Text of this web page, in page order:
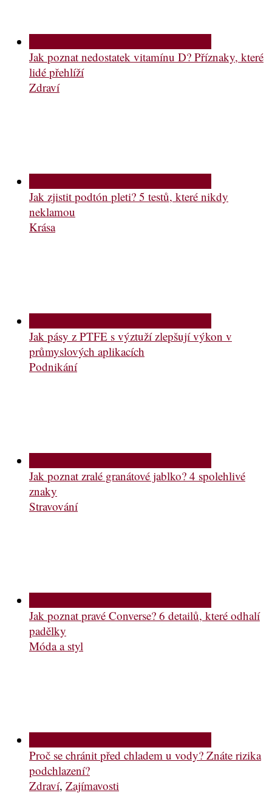
Jak poznat nedostatek vitamínu D? Příznaky, které
lidé přehlíží
Zdraví
Jak zjistit podtón pleti? 5 testů, které nikdy
neklamou
Krása
Jak pásy z PTFE s výztuží zlepšují výkon v
průmyslových aplikacích
Podnikání
Jak poznat zralé granátové jablko? 4 spolehlivé
znaky
Stravování
Jak poznat pravé Converse? 6 detailů, které odhalí
padělky
Móda a styl
Proč se chránit před chladem u vody? Znáte rizika
podchlazení?
Zdraví, Zajímavosti